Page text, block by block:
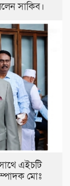
সাকিব।
এইচটি
মোঃ